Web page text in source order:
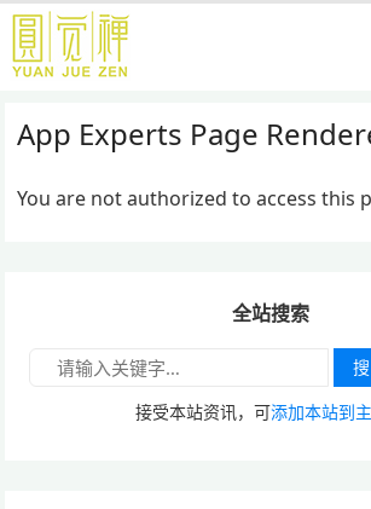
跳
主
App Experts Page
You are not authorized to access this
全站搜索
搜
接受本站资讯，可添加本站到